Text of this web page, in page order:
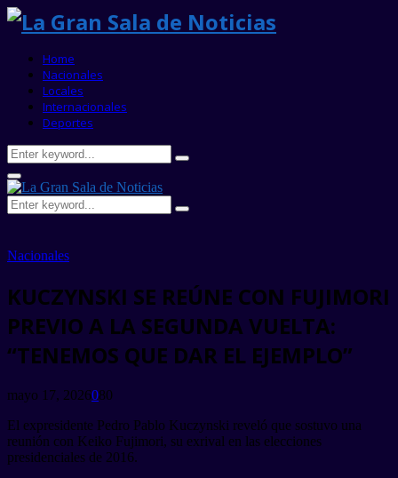
Home
Nacionales
Locales
Internacionales
Deportes
Search
for:
Search
Primary
Menu
Search
for:
Search
Nacionales
KUCZYNSKI SE REÚNE CON FUJIMORI
PREVIO A LA SEGUNDA VUELTA:
“TENEMOS QUE DAR EL EJEMPLO”
mayo 17, 2026080
El expresidente Pedro Pablo Kuczynski reveló que sostuvo una
reunión con Keiko Fujimori, su exrival en las elecciones
presidenciales de 2016.